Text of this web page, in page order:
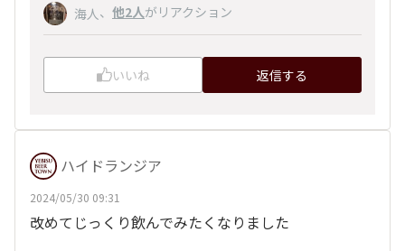
海人 、 他2人がリアクション
いいね 返信する
ハイドランジア
2024/05/30 09:31
改めてじっくり飲んでみたくなりました